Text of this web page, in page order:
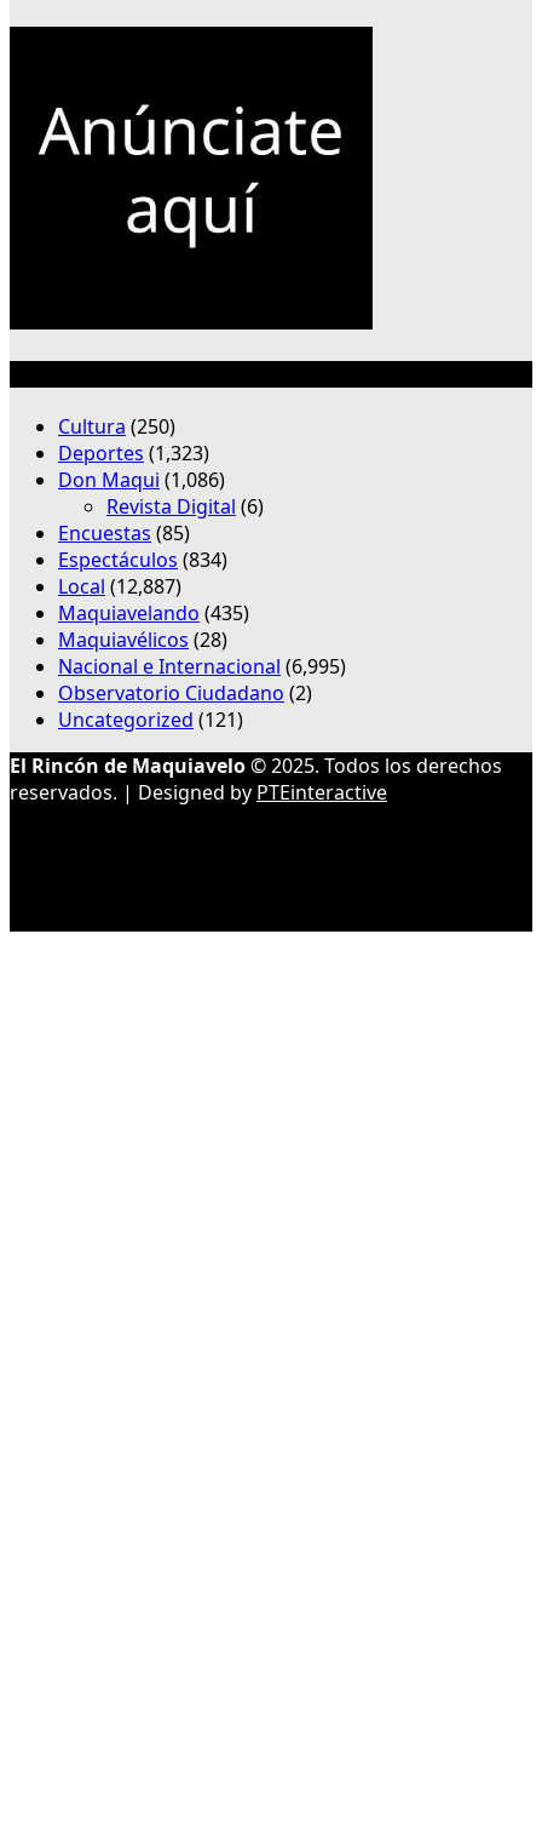
Cultura (250)
Deportes (1,323)
Don Maqui (1,086)
Revista Digital (6)
Encuestas (85)
Espectáculos (834)
Local (12,887)
Maquiavelando (435)
Maquiavélicos (28)
Nacional e Internacional (6,995)
Observatorio Ciudadano (2)
Uncategorized (121)
El Rincón de Maquiavelo© 2025. Todos los derechos
reservados. | Designed by PTEinteractive